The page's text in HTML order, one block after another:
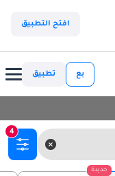
افتح التطبيق
بع تطبيق
4
جديدة